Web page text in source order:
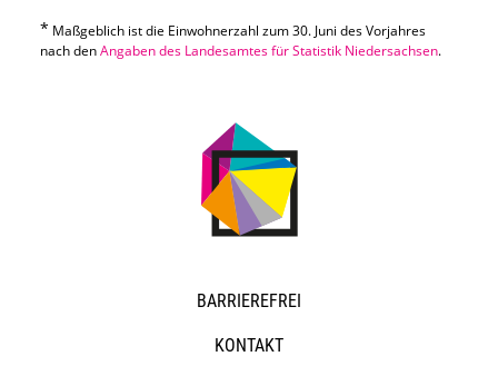
* Maßgeblich ist die Einwohnerzahl zum 30. Juni des Vorjahres
nach denAngaben des Landesamtes für Statistik Niedersachsen.
BARRIEREFREI
KONTAKT